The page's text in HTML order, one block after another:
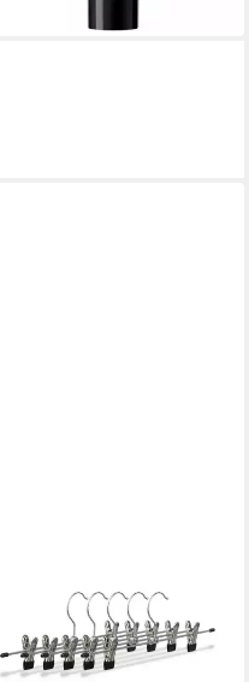
Kleiderbügel Hosenbügel
Metall 10er und 20er Pack,
(10-tlg), 10er Pack